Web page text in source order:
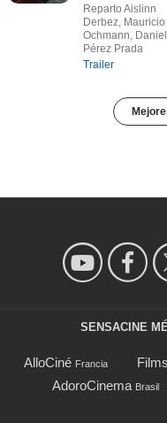
Reparto Aislinn
Derbez, Mauricio
Ochmann, Daniel
Pérez Prada
Trailer
SENSACINE
AlloCiné Francia
AdoroCinema Brasil